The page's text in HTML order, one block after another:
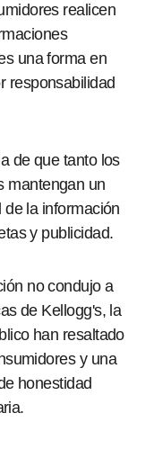
realicen
una forma en
responsabilidad
de que tanto los
mantengan un
la información
y publicidad.
no condujo a
de Kellogg's, la
han resaltado
y una
honestidad